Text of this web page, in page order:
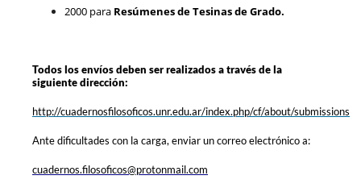
2000 paraResúmenes de Tesinas de Grado.
Todos los envíosdeben ser realizados a través de la
siguiente dirección:
http://cuadernosfilosoficos.unr.edu.ar/index.php/cf/about/submissions
Ante dificultades con la carga, enviar un correo electrónico a:
cuadernos.filosoficos@protonmail.com